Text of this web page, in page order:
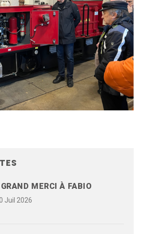
MERCI À FABIO
Juil 2026